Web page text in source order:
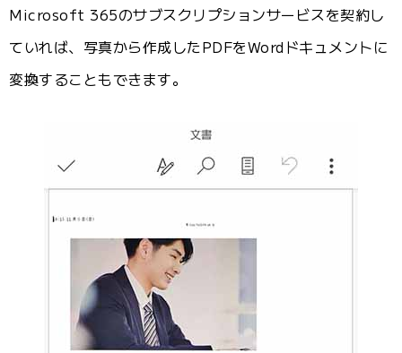
Microsoft 365のサブスクリプションサービスを契約し
ていれば、写真から作成したPDFをWordドキュメントに
変換することもできます。